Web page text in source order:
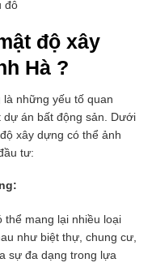
đô
độ xây
Hà ?
những yếu tố quan
án bất động sản. Dưới
xây dựng có thể ảnh
tư:
thể mang lại nhiều loại
như biệt thự, chung cư,
sự đa dạng trong lựa